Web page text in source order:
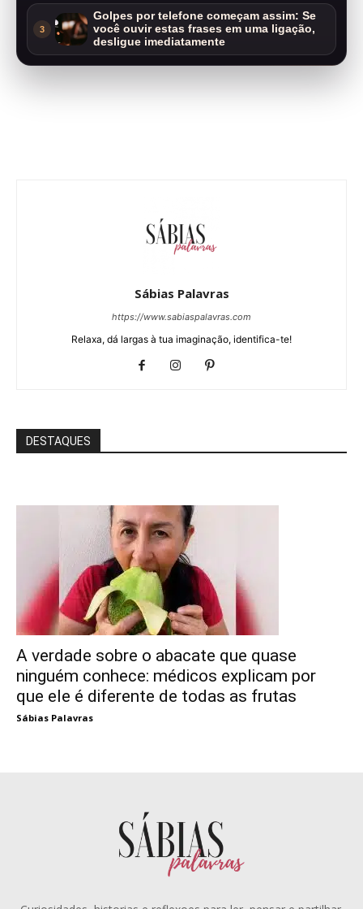
3
Golpes por telefone começam assim: Se
você ouvir estas frases em uma ligação,
desligue imediatamente
Sábias Palavras
https://www.sabiaspalavras.com
Relaxa, dá largas à tua imaginação, identifica-te!
DESTAQUES
A verdade sobre o abacate que quase
ninguém conhece: médicos explicam por
que ele é diferente de todas as frutas
Sábias Palavras